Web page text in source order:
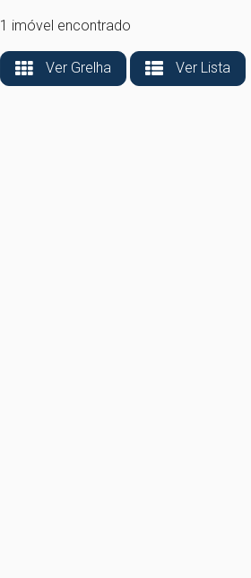
1 imóvel encontrado
Ver Grelha Ver Lista